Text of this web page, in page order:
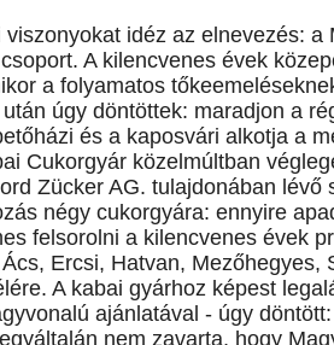
idéz az elnevezés:
A kilencvenes évek
a folyamatos
úgy döntöttek: maradjon a
és a kaposvári alkotja a
Cukorgyár közelmúltban
Zücker AG. tulajdonában
négy cukorgyára: ennyire
felsorolni a kilencvenes évek
Ercsi, Hatvan, Mezőhegyes,
A kabai gyárhoz képest
ajánlatával - úgy
nem zavarta, hogy